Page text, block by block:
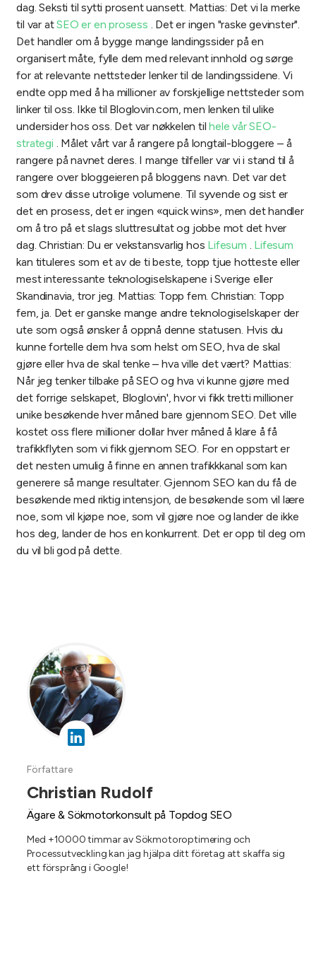
dag. Seksti til sytti prosent uansett. Mattias: Det vi la merke
til var atSEO er en prosess . Det er ingen "raske gevinster".
Det handler om å bygge mange landingssider på en
organisert måte, fylle dem med relevant innhold og sørge
for at relevante nettsteder lenker til de landingssidene. Vi
endte opp med å ha millioner av forskjellige nettsteder som
linker til oss. Ikke til Bloglovin.com, men lenken til ulike
undersider hos oss. Det var nøkkelen tilhele vår SEO-
strategi . Målet vårt var å rangere på longtail-bloggere – å
rangere på navnet deres. I mange tilfeller var vi i stand til å
rangere over bloggeieren på bloggens navn. Det var det
som drev disse utrolige volumene. Til syvende og sist er
det en prosess, det er ingen «quick wins», men det handler
om å tro på et slags sluttresultat og jobbe mot det hver
dag. Christian: Du er vekstansvarlig hos Lifesum . Lifesum
kan tituleres som et av de ti beste, topp tjue hotteste eller
mest interessante teknologiselskapene i Sverige eller
Skandinavia, tror jeg. Mattias: Topp fem. Christian: Topp
fem, ja. Det er ganske mange andre teknologiselskaper der
ute som også ønsker å oppnå denne statusen. Hvis du
kunne fortelle dem hva som helst om SEO, hva de skal
gjøre eller hva de skal tenke – hva ville det vært? Mattias:
Når jeg tenker tilbake på SEO og hva vi kunne gjøre med
det forrige selskapet, Bloglovin', hvor vi fikk tretti millioner
unike besøkende hver måned bare gjennom SEO. Det ville
kostet oss flere millioner dollar hver måned å klare å få
trafikkflyten som vi fikk gjennom SEO. For en oppstart er
det nesten umulig å finne en annen trafikkkanal som kan
generere så mange resultater. Gjennom SEO kan du få de
besøkende med riktig intensjon, de besøkende som vil lære
noe, som vil kjøpe noe, som vil gjøre noe og lander de ikke
hos deg, lander de hos en konkurrent. Det er opp til deg om
du vil bli god på dette.
Författare
Christian Rudolf
Ägare & Sökmotorkonsult på Topdog SEO
Med +10000 timmar av Sökmotoroptimering och
Processutveckling kan jag hjälpa ditt företag att skaffa sig
ett försprång i Google!